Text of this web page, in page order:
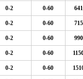
0-2 0-60
0-2 0-60
0-2 0-60
0-2 0-60
0-2 0-60